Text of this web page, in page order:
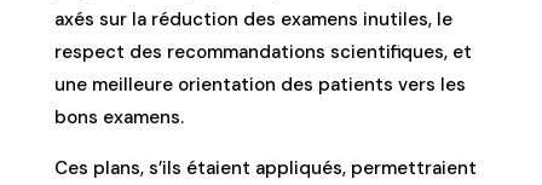
axés sur la réduction des examens inutiles, le
respect des recommandations scientifiques, et
une meilleure orientation des patients vers les
bons examens.
Ces plans, s’ils étaient appliqués, permettraient